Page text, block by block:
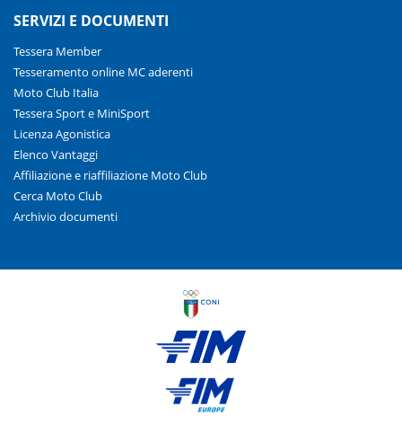
SERVIZI E DOCUMENTI
Tessera Member
Tesseramento online MC aderenti
Moto Club Italia
Tessera Sport e MiniSport
Licenza Agonistica
Elenco Vantaggi
Affiliazione e riaffiliazione Moto Club
Cerca Moto Club
Archivio documenti